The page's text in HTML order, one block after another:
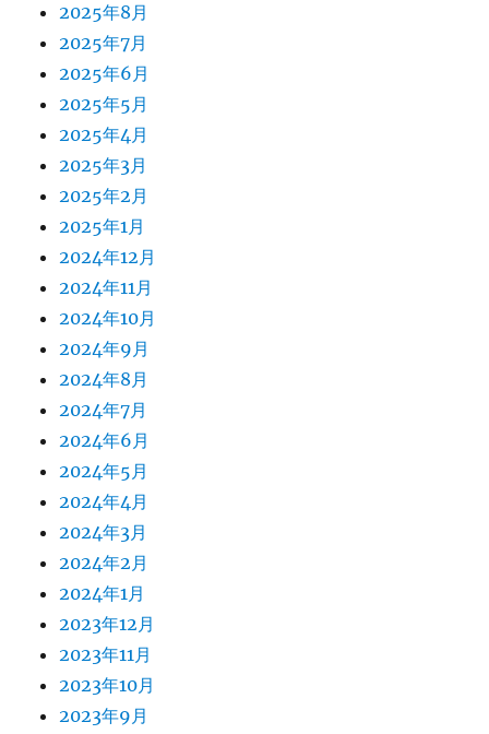
2025年8月
2025年7月
2025年6月
2025年5月
2025年4月
2025年3月
2025年2月
2025年1月
2024年12月
2024年11月
2024年10月
2024年9月
2024年8月
2024年7月
2024年6月
2024年5月
2024年4月
2024年3月
2024年2月
2024年1月
2023年12月
2023年11月
2023年10月
2023年9月